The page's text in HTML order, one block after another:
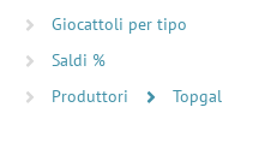
Giocattoli per tipo
Saldi %
Produttori
Topgal